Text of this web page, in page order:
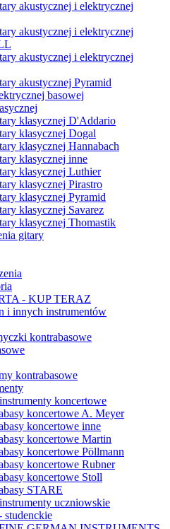
akustycznej i elektrycznej
akustycznej i elektrycznej
akustycznej i elektrycznej
akustycznej Pyramid
basowej
klasycznej D'Addario
klasycznej Dogal
klasycznej Hannabach
klasycznej inne
klasycznej Luthier
klasycznej Pirastro
klasycznej Pyramid
klasycznej Savarez
klasycznej Thomastik
gitary
- KUP TERAZ
i innych instrumentów
kontrabasowe
kontrabasowe
koncertowe
koncertowe A. Meyer
koncertowe inne
koncertowe Martin
koncertowe Pöllmann
koncertowe Rubner
koncertowe Stoll
STARE
uczniowskie
studenckie